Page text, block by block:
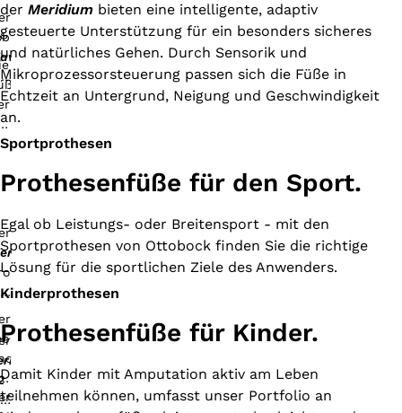
der Meridium bieten eine intelligente, adaptiv
gesteuerte Unterstützung für ein besonders sicheres
und natürliches Gehen. Durch Sensorik und
Mikroprozessorsteuerung passen sich die Füße in
Echtzeit an Untergrund, Neigung und Geschwindigkeit
an.
Sportprothesen
Prothesenfüße für den Sport.
Egal ob Leistungs- oder Breitensport - mit den
Sportprothesen von Ottobock finden Sie die richtige
Lösung für die sportlichen Ziele des Anwenders.
Kinderprothesen
Prothesenfüße für Kinder.
Damit Kinder mit Amputation aktiv am Leben
teilnehmen können, umfasst unser Portfolio an